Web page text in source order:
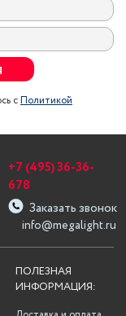
сПолитикой
info@megalight.ru
+7 (495) 36-36-
678
Заказать звонок
ПОЛЕЗНАЯ
ИНФОРМАЦИЯ: